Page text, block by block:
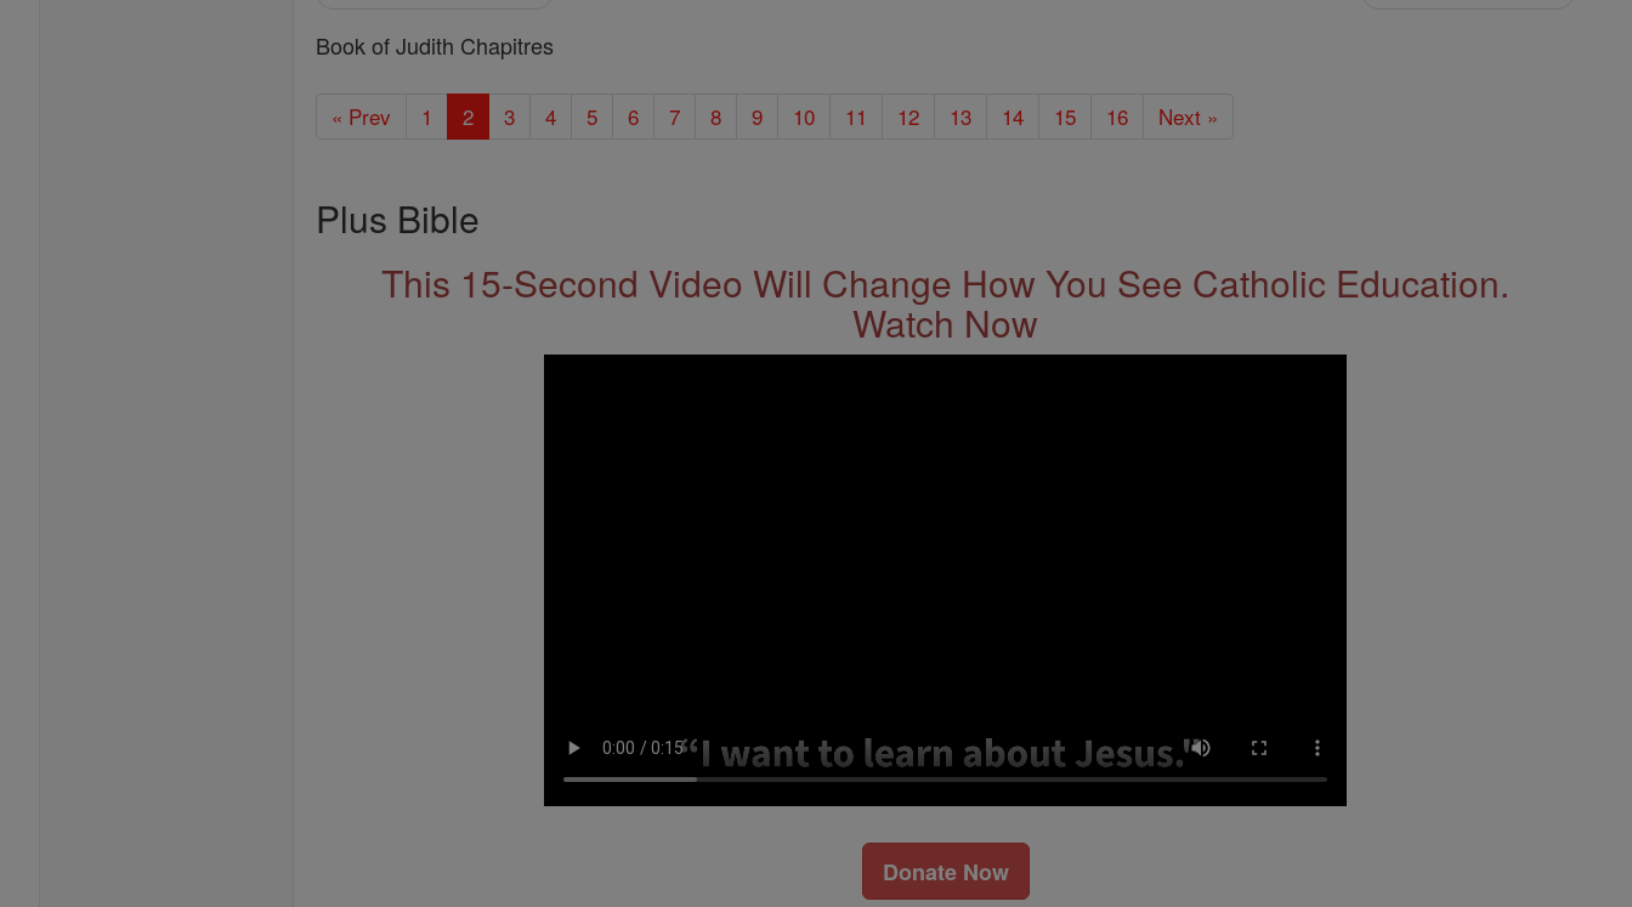
Book of Judith Chapitres
« Prev 1 2 3 4 5 6 7 8 9 10 11 12 13 14 15 16 Next »
Plus Bible
This 15-Second Video Will Change How You See Catholic Education.
Watch Now
Donate Now